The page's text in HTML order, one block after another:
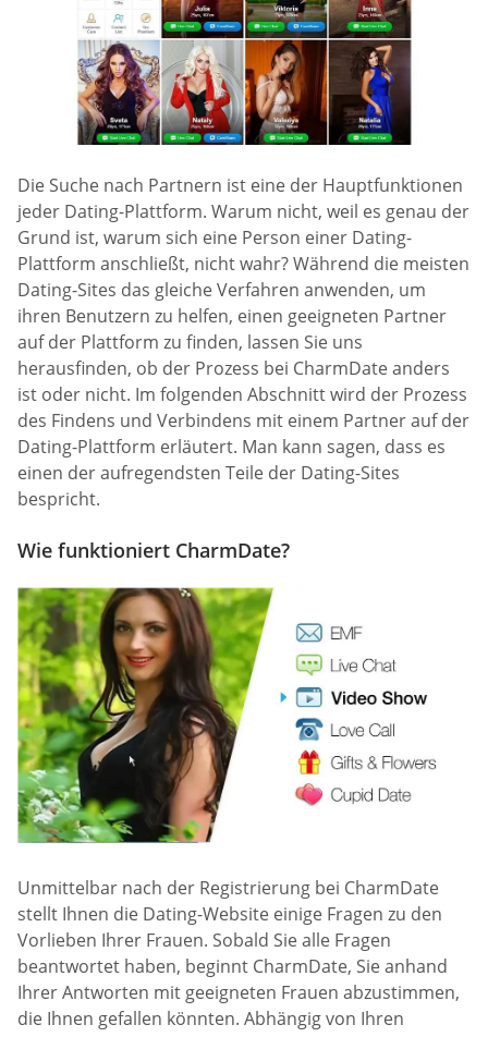
Die Suche nach Partnern ist eine der Hauptfunktionen
jeder Dating-Plattform. Warum nicht, weil es genau der
Grund ist, warum sich eine Person einer Dating-
Plattform anschließt, nicht wahr? Während die meisten
Dating-Sites das gleiche Verfahren anwenden, um
ihren Benutzern zu helfen, einen geeigneten Partner
auf der Plattform zu finden, lassen Sie uns
herausfinden, ob der Prozess bei CharmDate anders
ist oder nicht. Im folgenden Abschnitt wird der Prozess
des Findens und Verbindens mit einem Partner auf der
Dating-Plattform erläutert. Man kann sagen, dass es
einen der aufregendsten Teile der Dating-Sites
bespricht.
Wie funktioniert CharmDate?
Unmittelbar nach der Registrierung bei CharmDate
stellt Ihnen die Dating-Website einige Fragen zu den
Vorlieben Ihrer Frauen. Sobald Sie alle Fragen
beantwortet haben, beginnt CharmDate, Sie anhand
Ihrer Antworten mit geeigneten Frauen abzustimmen,
die Ihnen gefallen könnten. Abhängig von Ihren